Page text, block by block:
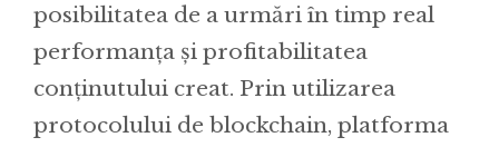
posibilitatea de a urmări în timp real
performanța și profitabilitatea
conținutului creat. Prin utilizarea
protocolului de blockchain, platforma